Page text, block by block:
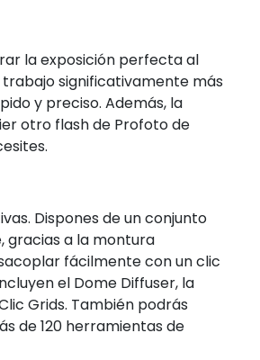
la exposición perfecta al
significativamente más
y preciso. Además, la
otro flash de Profoto de
Dispones de un conjunto
gracias a la montura
fácilmente con un clic
el Dome Diffuser, la
Grids. También podrás
de 120 herramientas de